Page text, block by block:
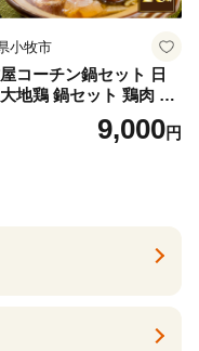
小牧市
コーチン鍋セット 日
地鶏 鍋セット 鶏肉 も
肉団子 鍋料理9,000円